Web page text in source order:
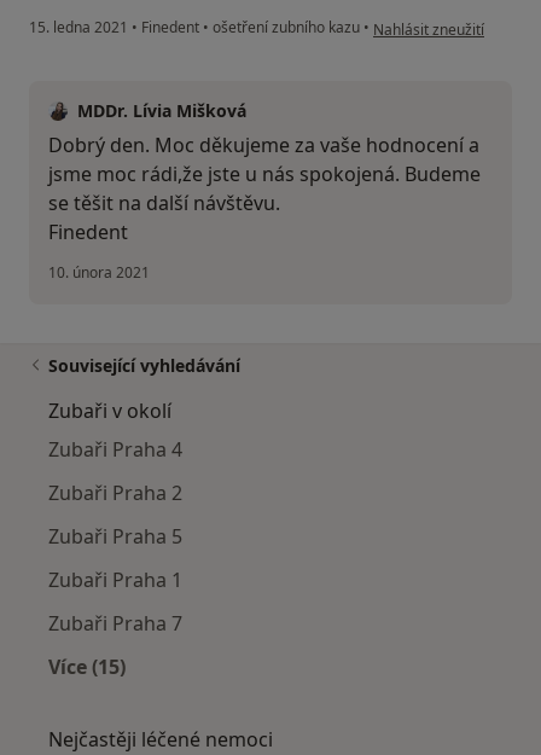
15. ledna 2021 • Finedent • ošetření zubního kazu • podle názoru uživatele
Nahlásit zneužití
MDDr. Lívia Mišková
Dobrý den. Moc děkujeme za vaše hodnocení a
jsme moc rádi,že jste u nás spokojená. Budeme
se těšit na další návštěvu.
Finedent
10. února 2021
Související vyhledávání
Zubaři v okolí
Zubaři Praha 4
Zubaři Praha 2
Zubaři Praha 5
Zubaři Praha 1
Zubaři Praha 7
Více (15)
Nejčastěji léčené nemoci